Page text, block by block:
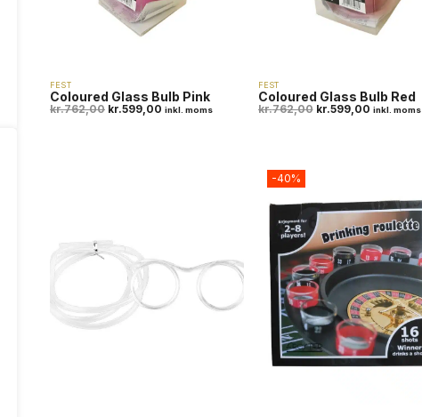
FEST
Coloured Glass Bulb Pink
kr.762,00 kr.599,00 inkl. moms
FEST
Coloured Glass Bulb Red
kr.762,00 kr.599,00 inkl. moms
-40%